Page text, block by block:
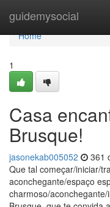
guidemysocial
Home
Home
1
Casa
Brusque!
jasonekab005052 361
Que tal começar/iniciar/
aconchegante/espaço
charmoso/